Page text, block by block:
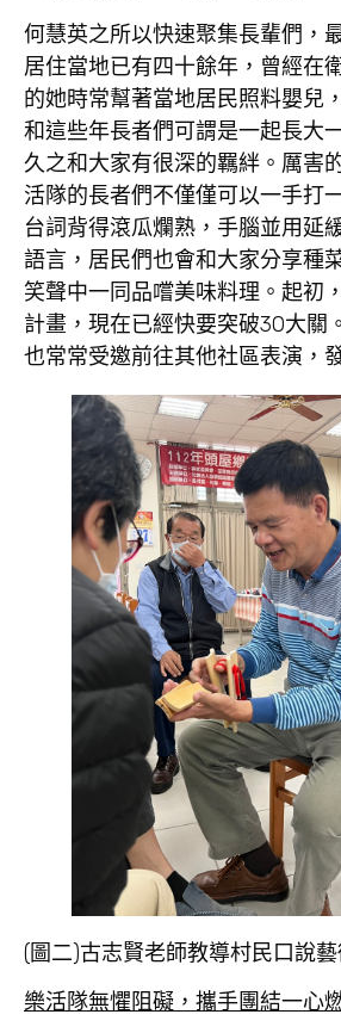
何慧英之所以快速聚集長輩們，
居住當地已有四十餘年，曾經在
的她時常幫著當地居民照料嬰兒
和這些年長者們可謂是一起長大
久之和大家有很深的羈絆。厲害
活隊的長者們不僅僅可以一手打
台詞背得滾瓜爛熟，手腦並用延
語言，居民們也會和大家分享種
笑聲中一同品嚐美味料理。起初
計畫，現在已經快要突破30大關
也常常受邀前往其他社區表演，
(圖二)古志賢老師教導村民口說
樂活隊無懼阻礙，攜手團結一心